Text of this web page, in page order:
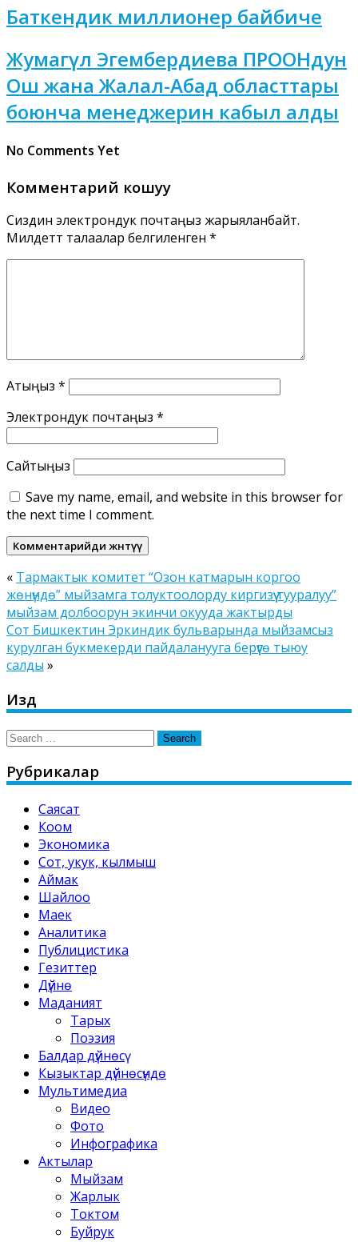
Баткендик миллионер байбиче
Жумагүл Эгембердиева ПРООНдун
Ош жана Жалал-Абад областтары
боюнча менеджерин кабыл алды
No Comments Yet
Комментарий кошуу
Сиздин электрондук почтаңыз жарыяланбайт.
Милдеттүү талаалар белгиленген *
Атыңыз *
Электрондук почтаңыз *
Сайтыңыз
Save my name, email, and website in this browser for
the next time I comment.
« Тармактык комитет “Озон катмарын коргоо
жөнүндө” мыйзамга толуктоолорду киргизүү тууралуу”
мыйзам долбоорун экинчи окууда жактырды
Сот Бишкектин Эркиндик бульварында мыйзамсыз
курулган букмекерди пайдаланууга берүүгө тыюу
салды »
Издөө
Search
Рубрикалар
Саясат
Коом
Экономика
Сот, укук, кылмыш
Аймак
Шайлоо
Маек
Аналитика
Публицистика
Гезиттер
Дүйнө
Маданият
Тарых
Поэзия
Балдар дүйнөсү
Кызыктар дүйнөсүндө
Мультимедиа
Видео
Фото
Инфографика
Актылар
Мыйзам
Жарлык
Токтом
Буйрук